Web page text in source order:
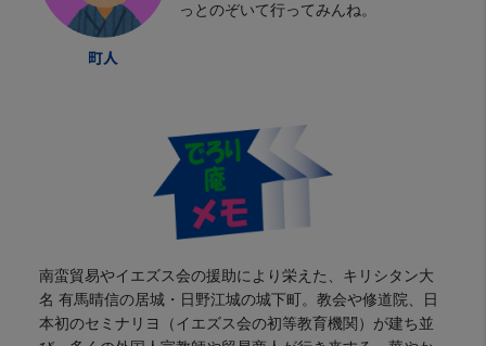
っとのぞいて行ってみんね。
南蛮貿易やイエズス会の援助により栄えた、キリシタン大
名 有馬晴信の居城・日野江城の城下町。教会や修道院、日
本初のセミナリヨ（イエズス会の初等教育機関）が建ち並